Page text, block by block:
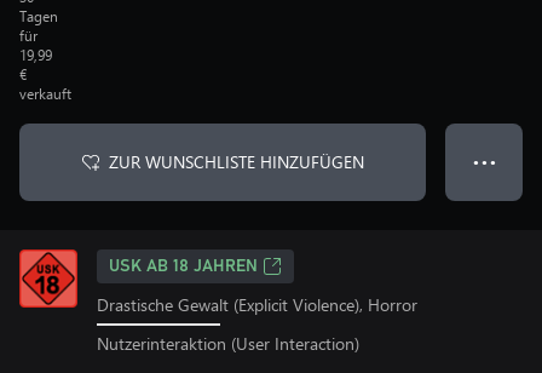
Tagen
für
19,99
€
verkauft
ZUR WUNSCHLISTE HINZUFÜGEN ● ● ●
USK AB 18 JAHREN
Drastische Gewalt (Explicit Violence), Horror
Nutzerinteraktion (User Interaction)